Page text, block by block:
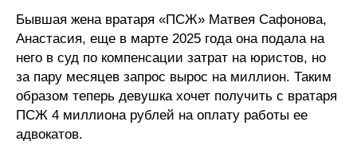
Бывшая жена вратаря «ПСЖ» Матвея Сафонова,
Анастасия, еще в марте 2025 года она подала на
него в суд по компенсации затрат на юристов, но
за пару месяцев запрос вырос на миллион. Таким
образом теперь девушка хочет получить с вратаря
ПСЖ 4 миллиона рублей на оплату работы ее
адвокатов.